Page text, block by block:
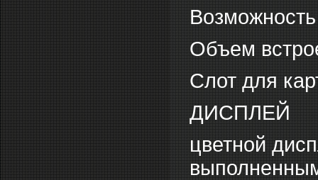
Объем
Слот для
ДИСПЛЕЙ
цветной